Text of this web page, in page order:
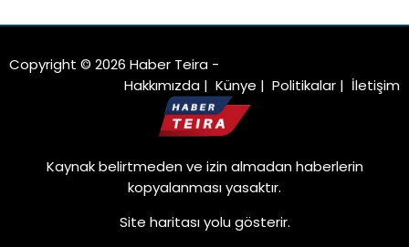
meydana geldi…
Copyright © 2026 Haber Teira -
Hakkımızda | Künye | Politikalar | İletişim
Kaynak belirtmeden ve izin almadan haberlerin
kopyalanması yasaktır.
Site haritasıyolu gösterir.